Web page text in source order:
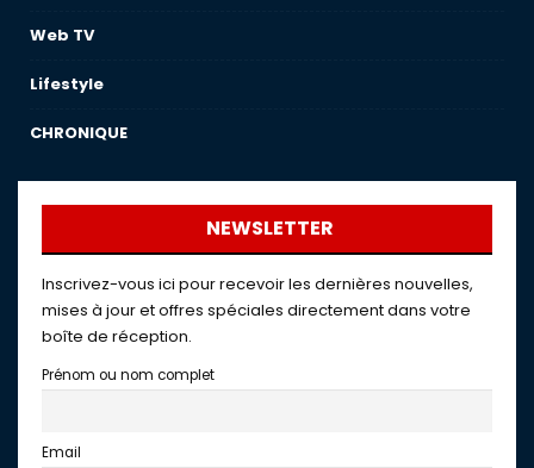
Web TV
Lifestyle
CHRONIQUE
NEWSLETTER
Inscrivez-vous ici pour recevoir les dernières nouvelles,
mises à jour et offres spéciales directement dans votre
boîte de réception.
Prénom ou nom complet
Email